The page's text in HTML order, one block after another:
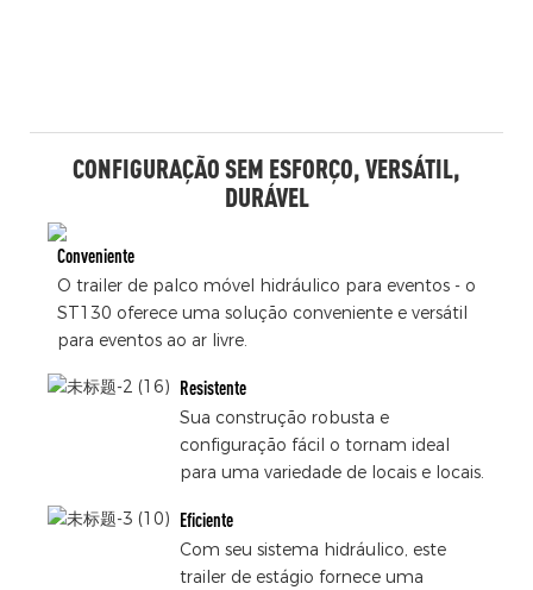
CONFIGURAÇÃO SEM ESFORÇO, VERSÁTIL,
DURÁVEL
Conveniente
O trailer de palco móvel hidráulico para eventos - o
ST130 oferece uma solução conveniente e versátil
para eventos ao ar livre.
Resistente
Sua construção robusta e
configuração fácil o tornam ideal
para uma variedade de locais e locais.
Eficiente
Com seu sistema hidráulico, este
trailer de estágio fornece uma